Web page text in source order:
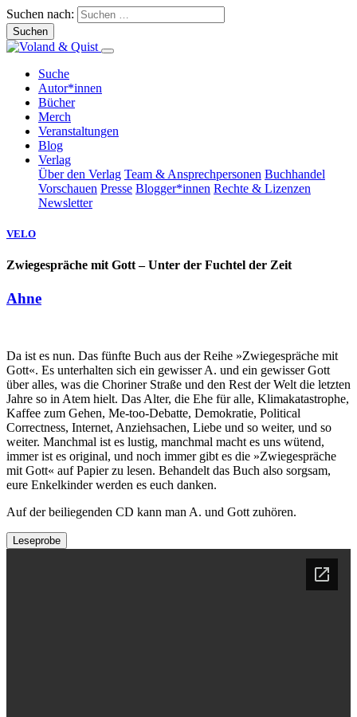
Suchen nach:
Suche
Autor*innen
Bücher
Merch
Veranstaltungen
Blog
Verlag
Über den Verlag Team & Ansprechpersonen Buchhandel
Vorschauen Presse Blogger*innen Rechte & Lizenzen
Newsletter
VELO
Zwiegespräche mit Gott – Unter der Fuchtel der Zeit
Ahne
Da ist es nun. Das fünfte Buch aus der Reihe »Zwiegespräche mit
Gott«. Es unterhalten sich ein gewisser A. und ein gewisser Gott
über alles, was die Choriner Straße und den Rest der Welt die letzten
Jahre so in Atem hielt. Das Alter, die Ehe für alle, Klimakatastrophe,
Kaffee zum Gehen, Me-too-Debatte, Demokratie, Political
Correctness, Internet, Anziehsachen, Liebe und so weiter, und so
weiter. Manchmal ist es lustig, manchmal macht es uns wütend,
immer ist es original, und noch immer gibt es die »Zwiegespräche
mit Gott« auf Papier zu lesen. Behandelt das Buch also sorgsam,
eure Enkelkinder werden es euch danken.
Auf der beiliegenden CD kann man A. und Gott zuhören.
Leseprobe